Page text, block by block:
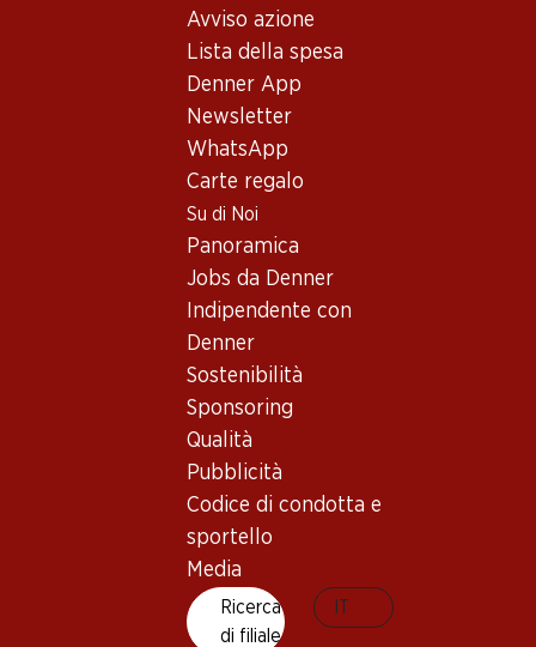
Avviso azione
Lista della spesa
Denner App
Newsletter
WhatsApp
Carte regalo
Su di Noi
Panoramica
Jobs da Denner
Indipendente con
Denner
Sostenibilità
Sponsoring
Qualità
Pubblicità
Codice di condotta e
sportello
Media
Ricerca
di filiale
raggiunge il suo apice dopo 2-4 anni e può essere gustato
appieno per altri 10 anni.
Buono a sapersi
Vino rosso_old
Riconoscimenti